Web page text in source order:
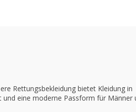
Rettungsbekleidung bietet Kleidung in
eine moderne Passform für Männer